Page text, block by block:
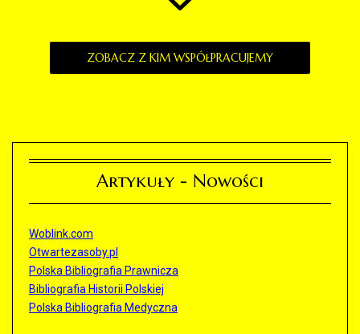
ZOBACZ Z KIM WSPÓŁPRACUJEMY
Artykuły - Nowości
Woblink.com
Otwartezasoby.pl
Polska Bibliografia Prawnicza
Bibliografia Historii Polskiej
Polska Bibliografia Medyczna